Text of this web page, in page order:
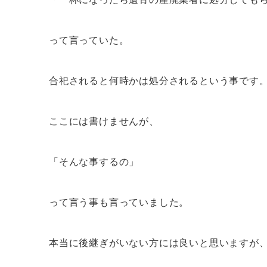
って言っていた。
合祀されると何時かは処分されるという事です
ここには書けませんが、
「そんな事するの」
って言う事も言っていました。
本当に後継ぎがいない方には良いと思いますが